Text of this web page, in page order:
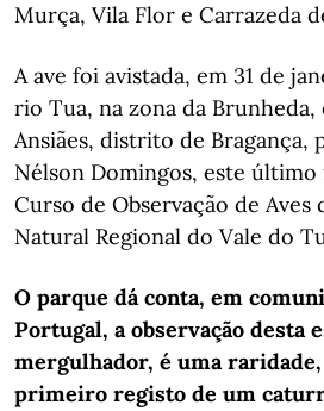
Murça, Vila Flor e Carrazeda
A ave foi avistada, em 31 de
rio Tua, na zona da Brunheda,
Ansiães, distrito de Bragança,
Nélson Domingos, este
Curso de Observação de Aves
Natural Regional do Vale do
O parque dá conta, em
Portugal, a observação desta
mergulhador, é uma
primeiro registo de um